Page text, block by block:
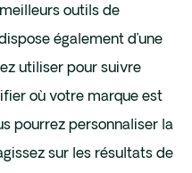
outils de
également d’une
utiliser pour suivre
où votre marque est
pourrez personnaliser la
sur les résultats de